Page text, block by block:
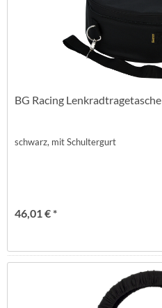
BG Racing Lenkradtragetasche
schwarz, mit Schultergurt
46,01 € *